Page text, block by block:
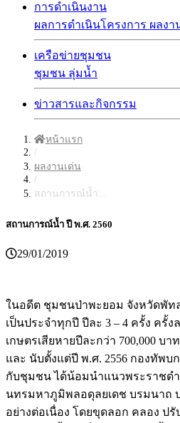
การดำเนินงาน
ผลการดำเนินโครงการ ผลงา
เครือข่ายชุมชน
ชุมชน ลุ่มน้ำ
ข่าวสารและกิจกรรม
หน้าแรก
/
ผลงานเด่น
/
สถานการณ์น้ำ...
สถานการณ์น้ำ ปี พ.ศ. 2560
29/01/2019
ในอดีต ชุมชนป่าพะยอม จังหวัดพัท
เป็นประจำทุกปี ปีละ 3 – 4 ครั้ง ครั้ง
เกษตรเสียหายปีละกว่า 700,000 บ
และ นับตั้งแต่ปี พ.ศ. 2556 กองทัพ
กับชุมชน ได้น้อมนำแนวพระราชด
นทรมหาภูมิพลอดุลยเดช บรมนาถ
อย่างต่อเนื่อง โดยขุดลอก คลอง ปรั